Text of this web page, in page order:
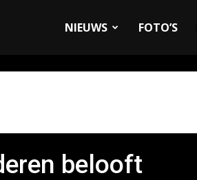
NIEUWS FOTO’S
belooft